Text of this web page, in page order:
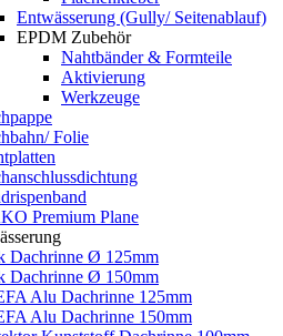
Entwässerung (Gully/ Seitenablauf)
EPDM Zubehör
Nahtbänder & Formteile
Aktivierung
Werkzeuge
Folie
Premium Plane
Dachrinne Ø 125mm
Dachrinne Ø 150mm
Alu Dachrinne 125mm
Alu Dachrinne 150mm